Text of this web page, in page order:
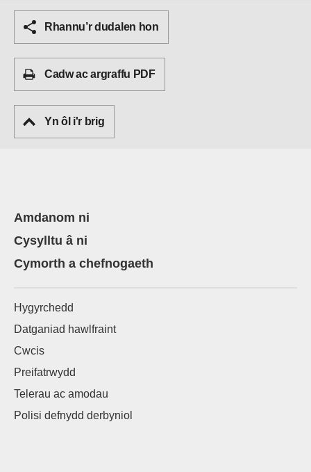
Rhannu’r dudalen hon
Cadw ac argraffu PDF
Yn ôl i'r brig
Amdanom ni
Cysylltu â ni
Cymorth a chefnogaeth
Hygyrchedd
Datganiad hawlfraint
Cwcis
Preifatrwydd
Telerau ac amodau
Polisi defnydd derbyniol